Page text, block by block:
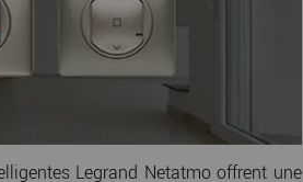
Legrand Netatmo offrent une